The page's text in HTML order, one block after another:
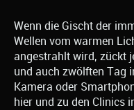
Wenn die Gischt der
Wellen vom warmen
angestrahlt wird, zückt
und auch zwölften Tag
Kamera oder
hier und zu den Clinics